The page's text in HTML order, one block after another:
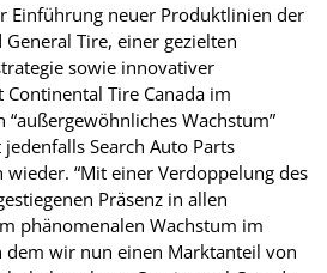
Einführung neuer Produktlinien der
Tire, einer gezielten
sowie innovativer
Tire Canada im
“außergewöhnliches Wachstum”
Search Auto Parts
wieder. “Mit einer Verdoppelung des
Präsenz in allen
phänomenalen Wachstum im
wir nun einen Marktanteil von